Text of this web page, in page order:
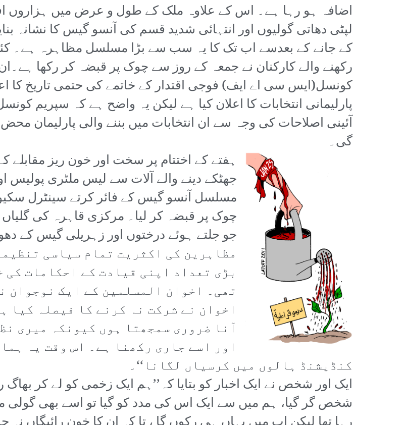
اضافہ ہو رہا ہے۔ اس کے علاوہ ملک کے طول و عرض میں ہزاروں
لپٹی دھاتی گولیوں اور انتہائی شدید قسم کی آنسو گیس کا نشانہ
کے جانے کے بعدسے اب تک کا یہ سب سے بڑا مسلسل مظاہرہ ہے۔
رکھنے والے کارکنان نے جمعہ کے روز سے چوک پر قبضہ کر رکھا
کونسل(ایس سی اے ایف) فوجی اقتدار کے خاتمے کی حتمی تاریخ کا
پارلیمانی انتخابات کا اعلان کیا ہے لیکن یہ واضح ہے کہ سپریم
آئینی اصلاحات کی وجہ سے ان انتخابات میں بننے والی پارلیمان
گی۔
ہفتے کے اختتام پر سخت اور خون ریز مقابلے
جھٹکے دینے والے آلات سے لیس ملٹری پولیس
مسلسل آنسو گیس کے فائر کرتے سینٹرل
چوک پر قبضہ کر لیا۔ مرکزی قاہرہ کی
جو جلتے ہوئے درختوں اور زہریلی گیس کے
مظاہرین کی اکثریت تمام سیاسی
بڑی تعداد اپنی قیادت کے احکامات کی
تھی۔ اخوان المسلمین کے ایک نوجوان
اخوان نے شرکت نہ کرنے کا فیصلہ کیا
آنا ضروری سمجھتا ہوں کیونکہ میری
اور اسے جاری رکھنا ہے۔ اس وقت یہ
کنڈیشنڈ ہالوں میں کرسیاں لگانا‘‘۔
ایک اور شخص نے ایک اخبار کو بتایا کہ’’ہم ایک زخمی کو لے کر
شخص گر گیا، ہم میں سے ایک اس کی مدد کو گیا تو اسے بھی گولی